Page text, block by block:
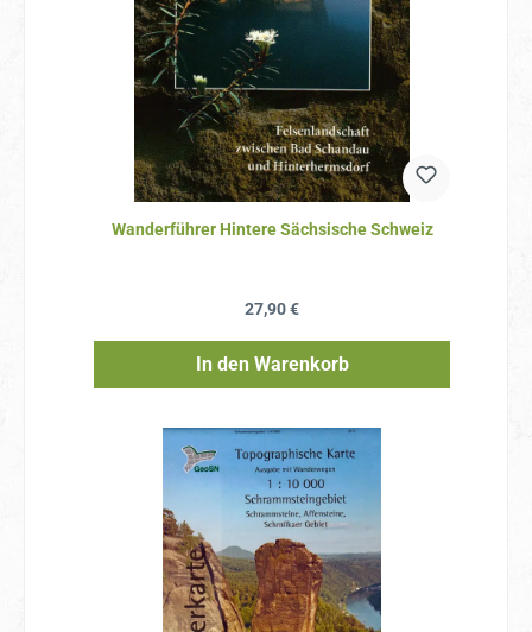
Wanderführer Hintere Sächsische Schweiz
Regulärer Preis:
27,90 €
In den Warenkorb